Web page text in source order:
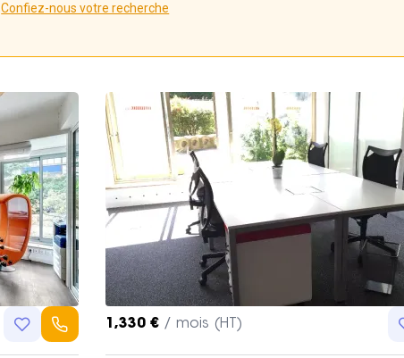
Confiez-nous votre recherche
1,330 € / mois (HT)